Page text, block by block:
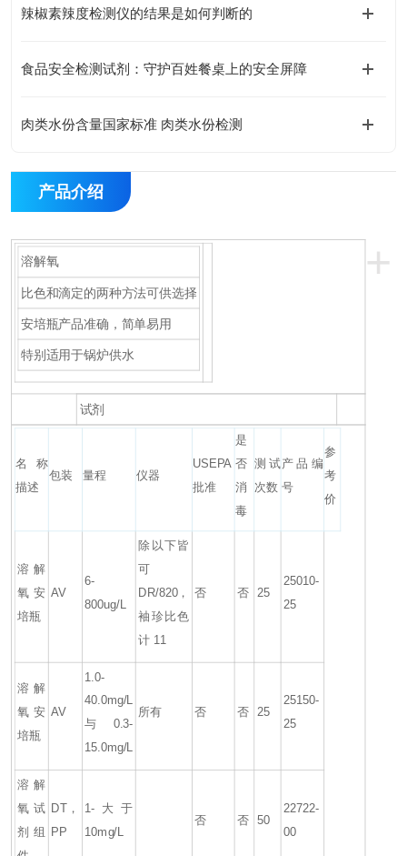
辣椒素辣度检测仪的结果是如何判断的
食品安全检测试剂：守护百姓餐桌上的安全屏障
肉类水份含量国家标准 肉类水份检测
产品介绍
+
溶解氧
比色和滴定的两种方法可供选择
安培瓶产品准确，简单易用
特别适用于锅炉供水
试剂
名称
描述
包装 量程 仪器
USEPA
批准
是
否
消
毒
测试
次数
产品编
号
参
考
价
溶解
氧安
培瓶
AV
6-
800ug/L
除以下皆
可
DR/820，
袖珍比色
计 11
否 否 25
25010-
25
溶解
氧安
培瓶
AV
1.0-
40.0mg/L
与0.3-
15.0mg/L
所有 否 否 25
25150-
25
溶解
氧试
剂组
DT，
PP
1-大于
10mg/L
否 否 50
22722-
00